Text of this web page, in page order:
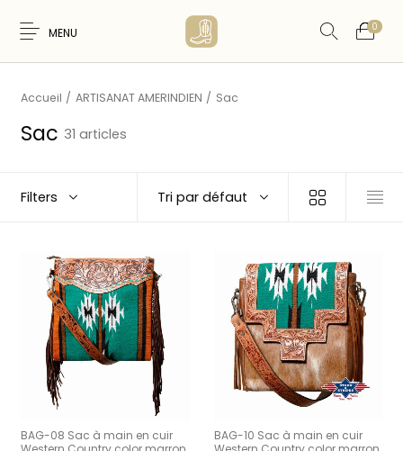
MENU 0
Nouveaux
Produits
FEMME HOMME
WESTERN &
ARTISANAT
AMERINDIEN
ACCESSOIRES CEINTURES CARTES CADEAUX
Accueil / ARTISANAT AMERINDIEN / Sac
Sac 31 articles
Filters Tri par défaut
BAG-08 Sac à main en cuir
BAG-10 Sac à main en cuir